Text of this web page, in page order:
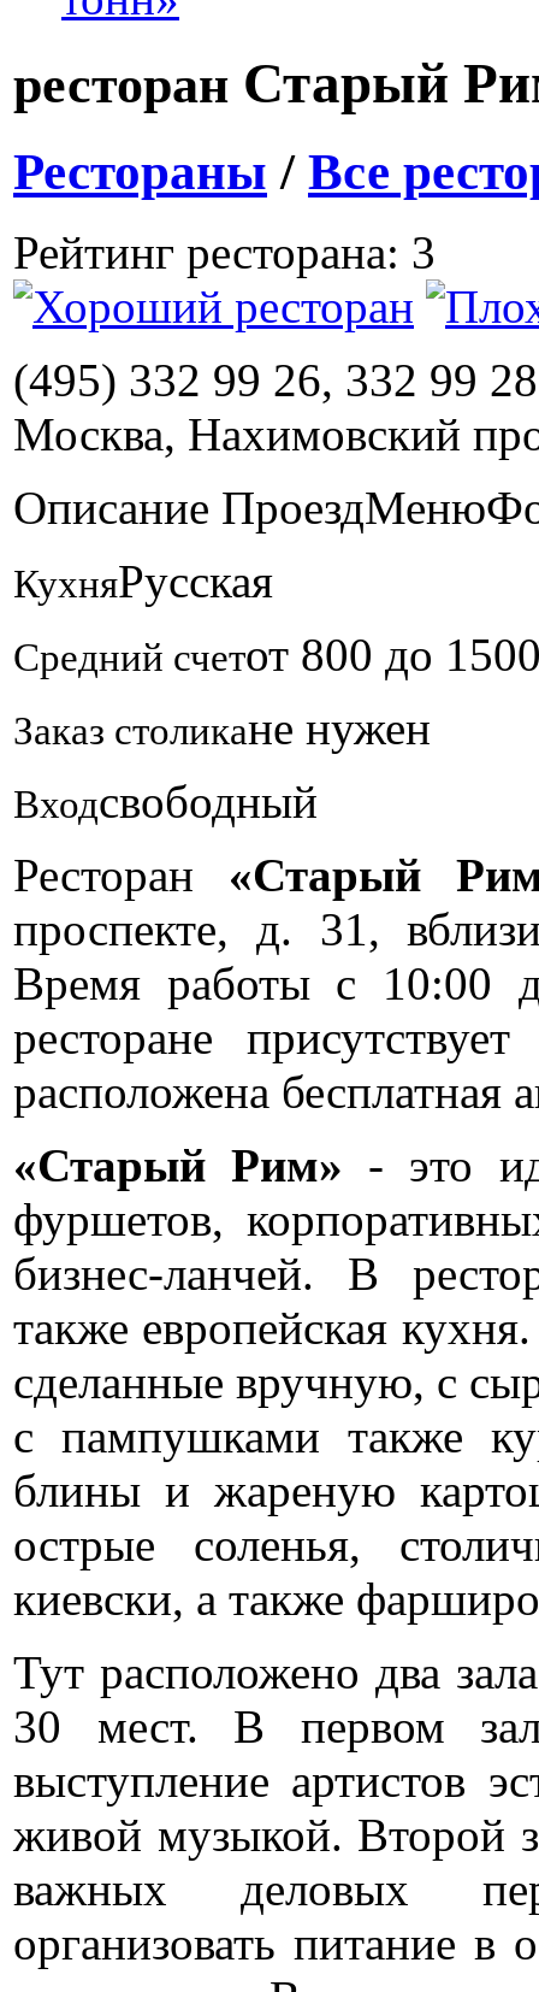
ресторан Старый
Рестораны / Все
Рейтинг ресторана: 3
(495) 332 99 26, 332 99 28
Москва, Нахимовский
Описание ПроездМеню
КухняРусская
Средний счетот 800 до
Заказ столикане нужен
Входсвободный
Ресторан «Старый
проспекте, д. 31,
Время работы с 10:00
ресторане
расположена бесплатная
«Старый Рим» - это
фуршетов,
бизнес-ланчей. В
также европейская
сделанные вручную, с
с пампушками также
блины и жареную
острые соленья,
киевски, а также
Тут расположено два
30 мест. В первом
выступление артистов
живой музыкой. Второй
важных деловых
организовать питание в